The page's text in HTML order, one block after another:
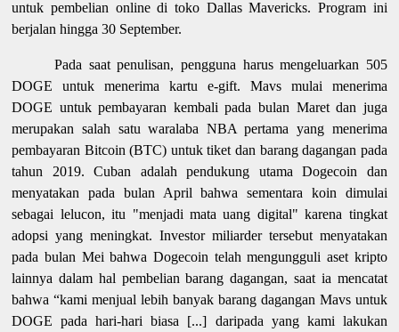
untuk pembelian online di toko Dallas Mavericks. Program ini
berjalan hingga 30 September.
Pada saat penulisan, pengguna harus mengeluarkan 505
DOGE untuk menerima kartu e-gift. Mavs mulai menerima
DOGE untuk pembayaran kembali pada bulan Maret dan juga
merupakan salah satu waralaba NBA pertama yang menerima
pembayaran Bitcoin (BTC) untuk tiket dan barang dagangan pada
tahun 2019. Cuban adalah pendukung utama Dogecoin dan
menyatakan pada bulan April bahwa sementara koin dimulai
sebagai lelucon, itu "menjadi mata uang digital" karena tingkat
adopsi yang meningkat. Investor miliarder tersebut menyatakan
pada bulan Mei bahwa Dogecoin telah mengungguli aset kripto
lainnya dalam hal pembelian barang dagangan, saat ia mencatat
bahwa “kami menjual lebih banyak barang dagangan Mavs untuk
DOGE pada hari-hari biasa [...] daripada yang kami lakukan